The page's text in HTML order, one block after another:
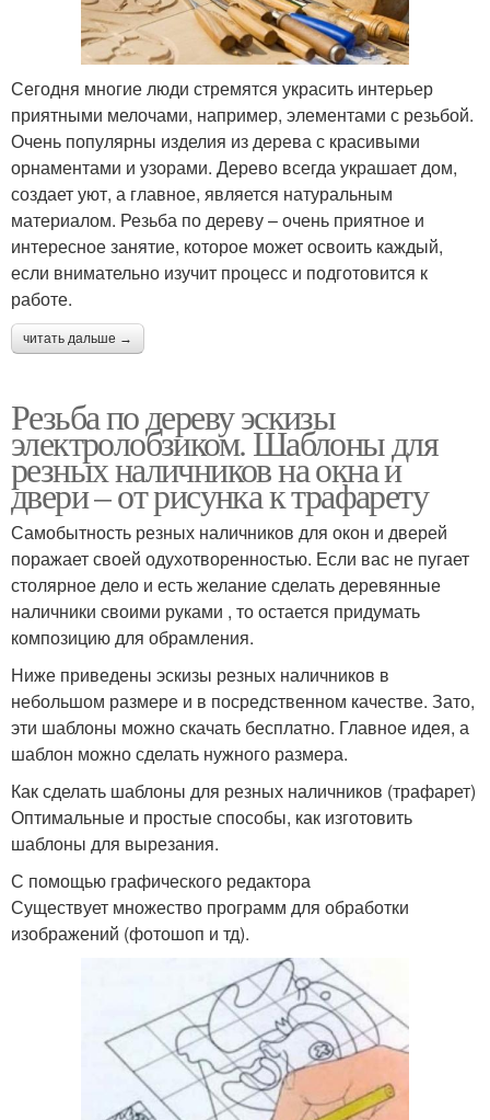
Сегодня многие люди стремятся украсить интерьер
приятными мелочами, например, элементами с резьбой.
Очень популярны изделия из дерева с красивыми
орнаментами и узорами. Дерево всегда украшает дом,
создает уют, а главное, является натуральным
материалом. Резьба по дереву – очень приятное и
интересное занятие, которое может освоить каждый,
если внимательно изучит процесс и подготовится к
работе.
читать дальше →
Резьба по дереву эскизы
электролобзиком. Шаблоны для
резных наличников на окна и
двери – от рисунка к трафарету
Самобытность резных наличников для окон и дверей
поражает своей одухотворенностью. Если вас не пугает
столярное дело и есть желание сделать деревянные
наличники своими руками , то остается придумать
композицию для обрамления.
Ниже приведены эскизы резных наличников в
небольшом размере и в посредственном качестве. Зато,
эти шаблоны можно скачать бесплатно. Главное идея, а
шаблон можно сделать нужного размера.
Как сделать шаблоны для резных наличников (трафарет)
Оптимальные и простые способы, как изготовить
шаблоны для вырезания.
С помощью графического редактора
Существует множество программ для обработки
изображений (фотошоп и тд).